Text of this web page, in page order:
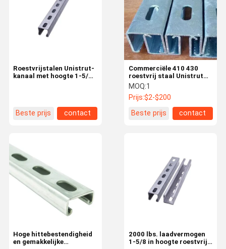
Commerciële 410 430
roestvrij staal Unistrut
SS-kanaal voor
structurele
ondersteuning
MOQ:1
Prijs:$2-$200
Beste prijs
contact
Roestvrijstalen Unistrut-
kanaal met hoogte 1-5/8
Beste prijs contact
2000 lbs. laadvermogen
1-5/8 in hoogte roestvrij
Hoge hittebestendigheid
en gemakkelijke